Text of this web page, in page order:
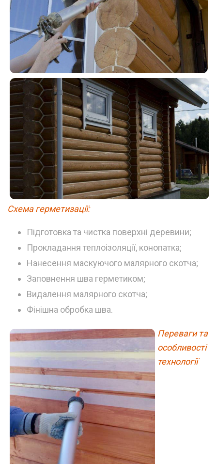
Схема герметизації:
Підготовка та чистка поверхні деревини;
Прокладання теплоізоляції, конопатка;
Нанесення маскуючого малярного скотча;
Заповнення шва герметиком;
Видалення малярного скотча;
Фінішна обробка шва.
Переваги та
особливості
технології